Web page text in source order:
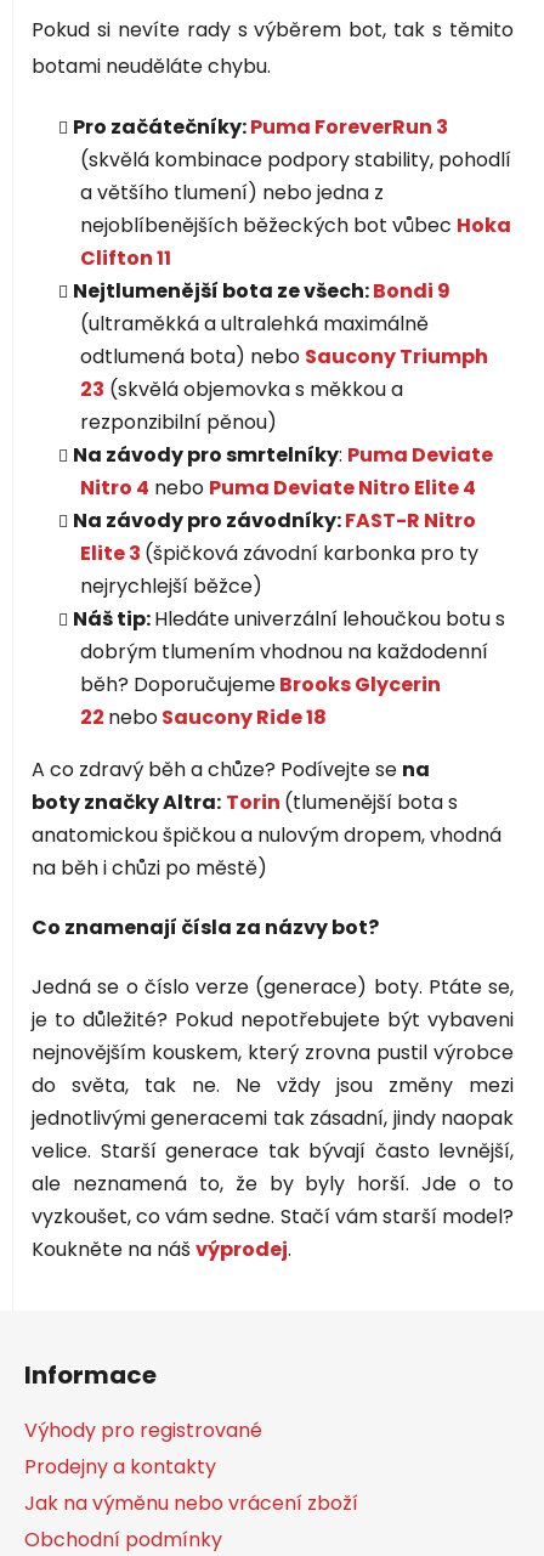
c
r
v
k
y
v
i
s
u
n
Pokud si nevíte rady s výběrem bot, tak s těmito
botami neuděláte chybu.
Pro začátečníky:Puma ForeverRun 3
(skvělá kombinace podpory stability, pohodlí
a většího tlumení) nebo jedna z
nejoblíbenějších běžeckých bot vůbec Hoka
Clifton 11
Nejtlumenější bota ze všech:Bondi 9
(ultraměkká a ultralehká maximálně
odtlumená bota) nebo Saucony Triumph
23 (skvělá objemovka s měkkou a
rezponzibilní pěnou)
Na závody pro smrtelníky: Puma Deviate
Nitro 4 nebo Puma Deviate Nitro Elite 4
Na závody pro závodníky:FAST-R Nitro
Elite 3 (špičková závodní karbonka pro ty
nejrychlejší běžce)
Náš tip:Hledáte univerzální lehoučkou botu s
dobrým tlumením vhodnou na každodenní
běh? DoporučujemeBrooks Glycerin
22 neboSaucony Ride 18
A co zdravý běh a chůze? Podívejte se na
boty značky Altra: Torin (tlumenější bota s
anatomickou špičkou a nulovým dropem, vhodná
na běh i chůzi po městě)
Co znamenají čísla za názvy bot?
Jedná se o číslo verze (generace) boty. Ptáte se,
je to důležité? Pokud nepotřebujete být vybaveni
nejnovějším kouskem, který zrovna pustil výrobce
do světa, tak ne. Ne vždy jsou změny mezi
jednotlivými generacemi tak zásadní, jindy naopak
velice. Starší generace tak bývají často levnější,
ale neznamená to, že by byly horší. Jde o to
vyzkoušet, co vám sedne. Stačí vám starší model?
Koukněte na náš výprodej.
Informace
Výhody pro registrované
Prodejny a kontakty
Jak na výměnu nebo vrácení zboží
Obchodní podmínky